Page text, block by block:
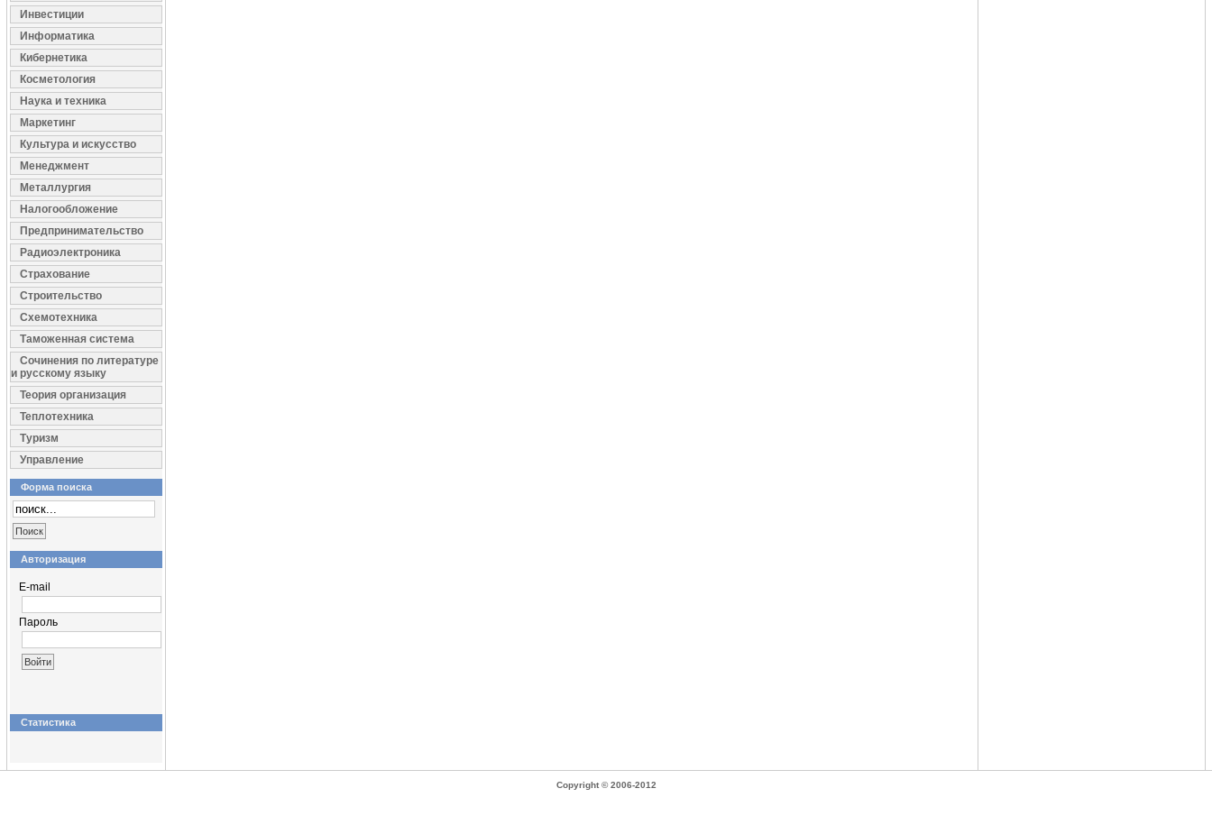
Инвестиции
Информатика
Кибернетика
Косметология
Наука и техника
Маркетинг
Культура и искусство
Менеджмент
Металлургия
Налогообложение
Предпринимательство
Радиоэлектроника
Страхование
Строительство
Схемотехника
Таможенная система
Сочинения по литературе
и русскому языку
Теория организация
Теплотехника
Туризм
Управление
Форма поиска
Авторизация
E-mail
Пароль
Статистика
Copyright © 2006-2012